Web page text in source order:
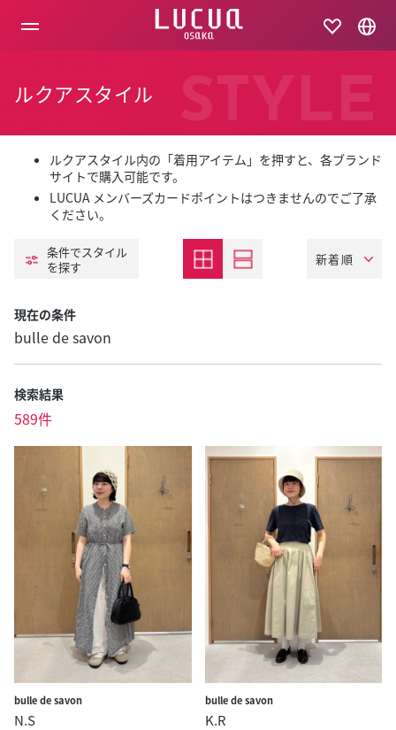
ルクアスタイル STYLE
ルクアスタイル内の「着用アイテム」を押すと、各ブランド
サイトで購入可能です。
LUCUA メンバーズカードポイントはつきませんのでご了承
ください。
現在の条件
bulle de savon
検索結果
589件
条件でスタイル
を探す
bulle de savon
N.S
bulle de savon
K.R